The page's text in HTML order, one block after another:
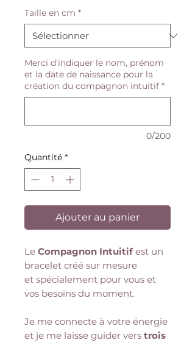
Taille en cm *
Merci d'indiquer le nom, prénom
et la date de naissance pour la
création du compagnon intuitif *
0/200
Quantité *
Ajouter au panier
Le Compagnon Intuitif est un
bracelet créé sur mesure
et spécialement pour vous et
vos besoins du moment.
Je me connecte à votre énergie
et je me laisse guider vers trois